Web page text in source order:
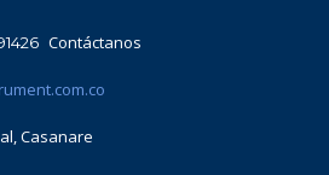
Contáctanos
Casanare